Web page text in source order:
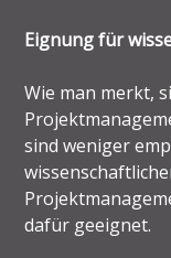
Eignung für
Wie man merkt,
sind weniger
dafür geeignet.